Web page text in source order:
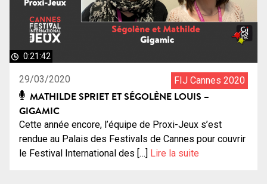
0:21:42
29/03/2020 FIJ Cannes 2020
MATHILDE SPRIET ET SÉGOLÈNE LOUIS –
GIGAMIC
Cette année encore, l’équipe de Proxi-Jeux s’est
rendue au Palais des Festivals de Cannes pour couvrir
le Festival International des […] Lire la suite